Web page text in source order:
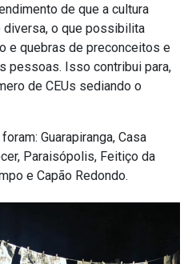
de que a cultura
o que possibilita
e quebras de preconceitos e
pessoas. Isso contribui para,
de CEUs sediando o
Guarapiranga, Casa
Paraisópolis, Feitiço da
e Capão Redondo.